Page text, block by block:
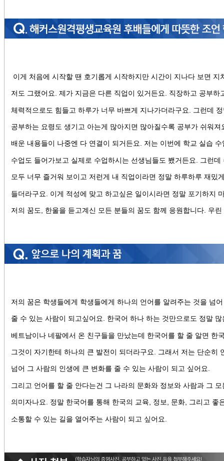
이게 처음에 시작할 땐 호기롭게 시작하지만 시간이 지나다 보면 지
저도 그랬어요. 제가 지금은 다른 직업이 있거든요. 직장하고 공부하
체력적으로도 힘들고 하루가 너무 바쁘게 지나가더라구요. 그런데
공부하는 요령도 생기고 아는게 많아지면 많아질수록 공부가 쉬워져
배운 내용들이 나중엔 다 연결이 되거든요. 저는 이번에 학교 실습
수업도 들어가보고 실제로 수업하시는 선생님들도 뵀거든요. 그런
모두 너무 즐거워 보이고 저런게 내 직업이라면 정말 하루하루 재밌
들더라구요. 이게 적성에 맞고 하고싶은 일이시라면 정말 포기하지
저의 꿈도, 한울을 듣고계신 모든 분들의 꿈도 함께 응원합니다. 우
저의 꿈은 학생들에게 학생들에게 하나의 언어를 알려주는 것을 넘
줄 수 있는 사람이 되고싶어요. 한국어 하나 하는 것만으로도 정말
베트남이나 네팔에서 온 친구들을 만났는데 한국어를 할 줄 알면 한
그것이 자기한테 하나의 큰 발전이 되더라구요. 그래서 저는 단순히
넘어 그 사람의 인생에 큰 변화를 줄 수 있는 사람이 되고 싶어요.
그리고 언어를 할 줄 안다는건 그 나라의 문화와 정보와 사람과 그
의미자나요. 정말 한국어를 통해 한국의 교육, 정보, 문화, 그리고 좋
소통할 수 있는 길을 열어주는 사람이 되고 싶어요.